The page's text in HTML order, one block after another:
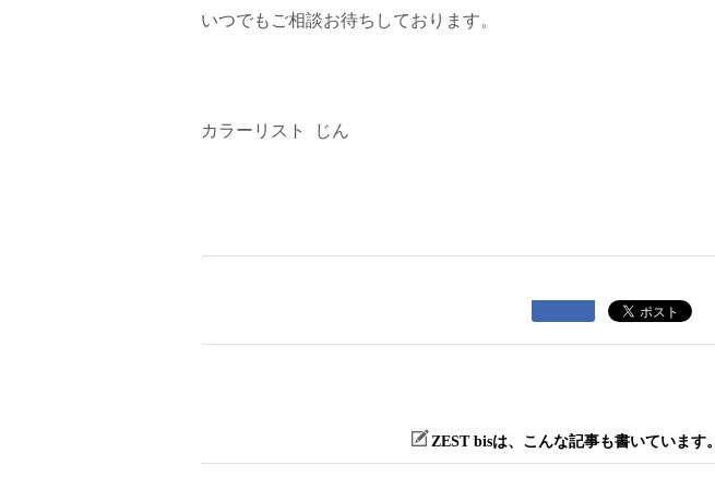
いつでもご相談お待ちしております。
カラーリスト じん
ZEST bisは、こんな記事も書いています。